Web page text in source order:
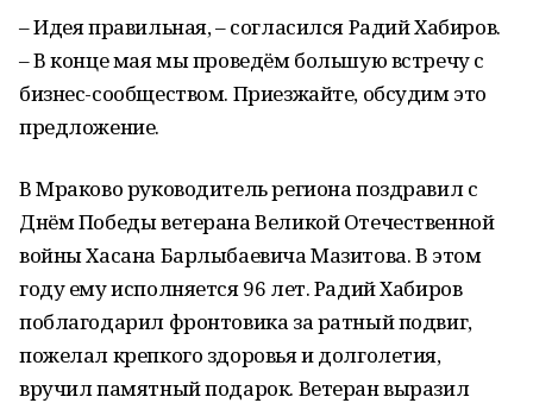
– Идея правильная, – согласился Радий Хабиров.
– В конце мая мы проведём большую встречу с
бизнес-сообществом. Приезжайте, обсудим это
предложение.
В Мраково руководитель региона поздравил с
Днём Победы ветерана Великой Отечественной
войны Хасана Барлыбаевича Мазитова. В этом
году ему исполняется 96 лет. Радий Хабиров
поблагодарил фронтовика за ратный подвиг,
пожелал крепкого здоровья и долголетия,
вручил памятный подарок. Ветеран выразил